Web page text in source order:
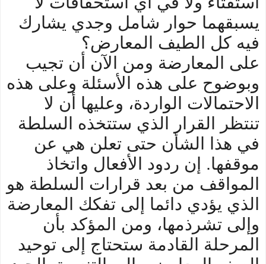
يسبقهما حوار شامل وجدي يشارك
فيه كل الطيف المعارض؟
على المعارضة ومن الآن أن تجيب
وبوضوح على هذه الأسئلة وعلى هذه
الاحتمالات الواردة، وعليها أن لا
تنتظر القرار الذي ستتخذه السلطة
في هذا الشأن حتى تعلن هي عن
موقفها. إن ردود الأفعال واتخاذ
المواقف من بعد قرارات السلطة هو
الذي يؤدي دائما إلى تفكك المعارضة
وإلى تشرذمها، ومن المؤكد بأن
المرحلة القادمة ستحتاج إلى توحيد